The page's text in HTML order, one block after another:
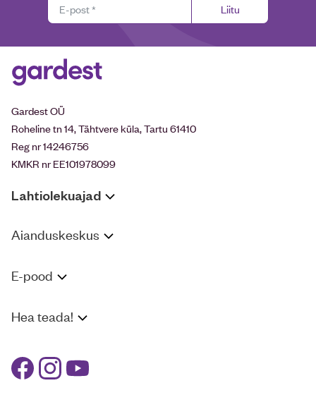
Liitu
Gardest OÜ
Roheline tn 14, Tähtvere küla, Tartu 61410
Reg nr 14246756
KMKR nr EE101978099
Lahtiolekuajad
Aianduskeskus
E-pood
Hea teada!